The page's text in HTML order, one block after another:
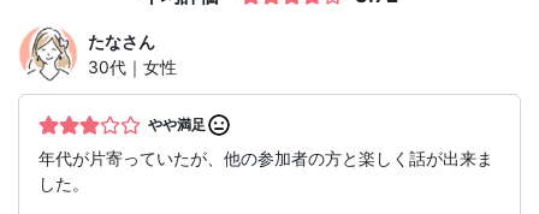
たなさん
30代｜女性
やや満足
年代が片寄っていたが、他の参加者の方と楽しく話が出来ま
した。